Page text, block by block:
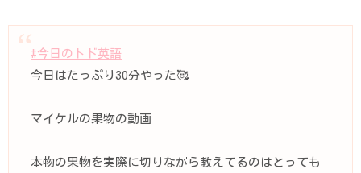
#今日のトド英語
今日はたっぷり30分やった🥰
マイケルの果物の動画
本物の果物を実際に切りながら教えてるのはとっても